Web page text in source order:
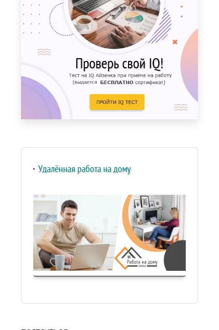
Удалённая работа на дому